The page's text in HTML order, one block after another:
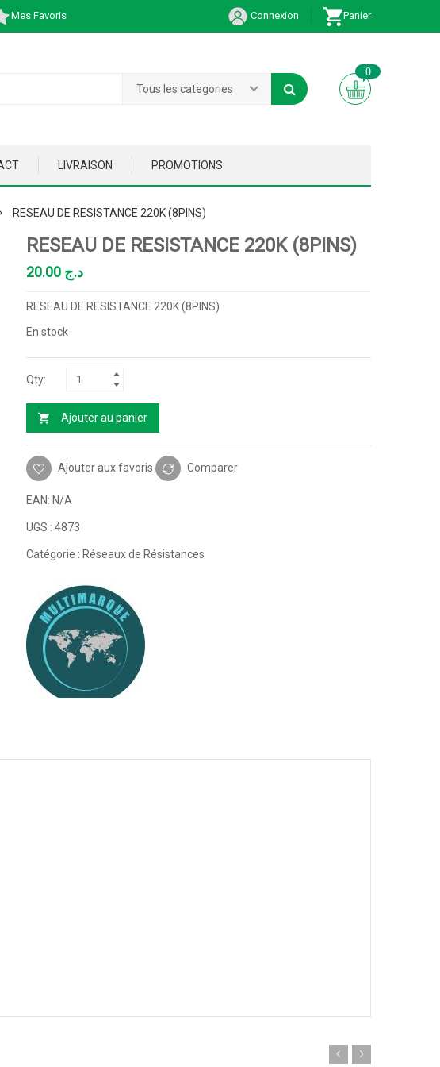
Mes Favoris Connexion Panier
Tous les categories
0
LIVRAISON PROMOTIONS
RESEAU DE RESISTANCE 220K (8PINS)
RESEAU DE RESISTANCE 220K (8PINS)
د.ج
RESEAU DE RESISTANCE 220K (8PINS)
En stock
Ajouter au panier
Ajouter aux favoris Comparer
EAN: N/A
UGS : 4873
Catégorie : Réseaux de Résistances